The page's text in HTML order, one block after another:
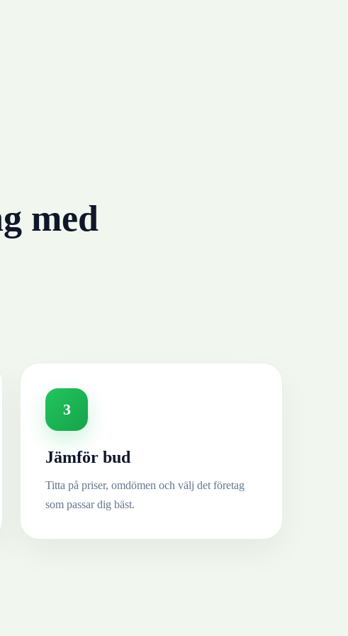
med
3
Jämför bud
Titta på priser, omdömen och välj det företag
som passar dig bäst.